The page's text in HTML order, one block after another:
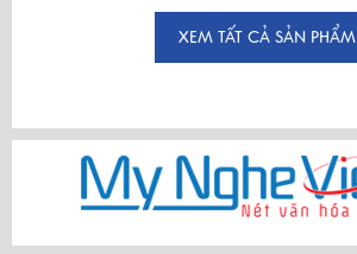
XEM TẤT CẢ SẢN PHẨM